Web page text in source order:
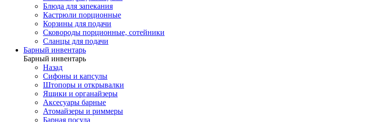
Блюда для запекания
Кастрюли порционные
Корзины для подачи
Сковороды порционные, сотейники
Сланцы для подачи
Барный инвентарь
Барный инвентарь
Назад
Сифоны и капсулы
Штопоры и открывалки
Ящики и органайзеры
Аксесуары барные
Атомайзеры и риммеры
Барная посуда